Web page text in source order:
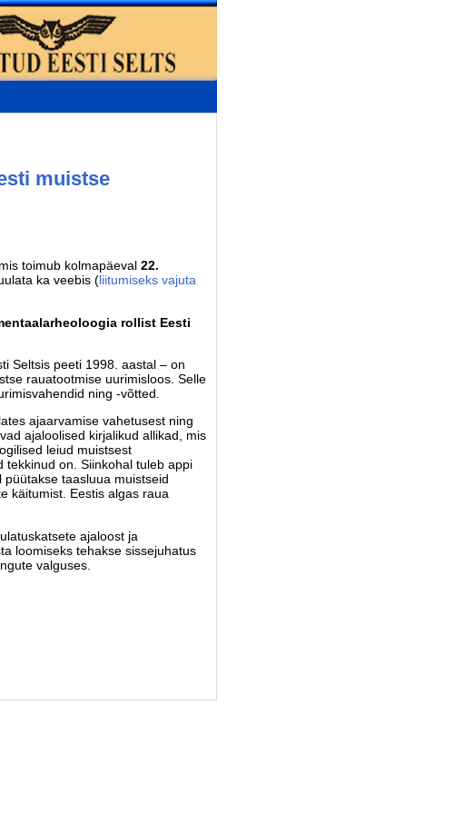
muistse
toimub kolmapäeval 22.
ka veebis (liitumiseks vajuta
rollist Eesti
Seltsis peeti 1998. aastal – on
rauatootmise uurimisloos. Selle
ning -võtted.
ajaarvamise vahetusest ning
ajaloolised kirjalikud allikad, mis
leiud muistsest
tekkinud on. Siinkohal tuleb appi
taasluua muistseid
käitumist. Eestis algas raua
ajaloost ja
loomiseks tehakse sissejuhatus
valguses.